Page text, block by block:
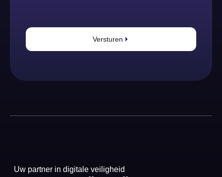
Versturen
Uw partner in digitale veiligheid